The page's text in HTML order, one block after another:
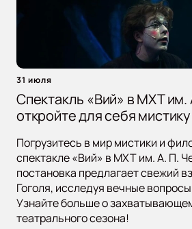
31 июля
Спектакль «Вий» в МХТ им.
откройте для себя
Погрузитесь в мир мистики и
спектакле «Вий» в МХТ им. А. П.
постановка предлагает свежий
Гоголя, исследуя вечные
Узнайте больше о
театрального сезона!